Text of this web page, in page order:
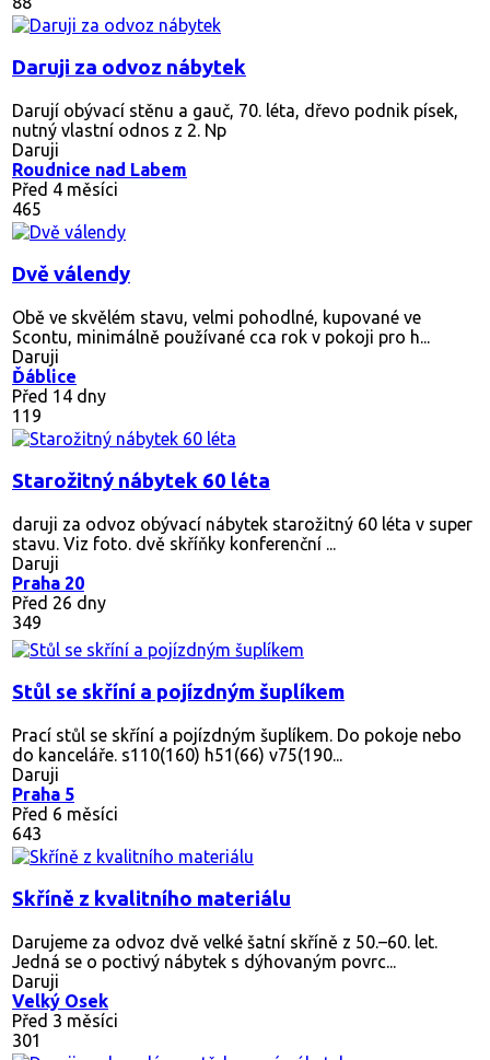
Daruji za odvoz nábytek
Darují obývací stěnu a gauč, 70. léta, dřevo podnik písek,
nutný vlastní odnos z 2. Np
Daruji
Roudnice nad Labem
Před 4 měsíci
465
Dvě válendy
Obě ve skvělém stavu, velmi pohodlné, kupované ve
Scontu, minimálně používané cca rok v pokoji pro h...
Daruji
Ďáblice
Před 14 dny
119
Starožitný nábytek 60 léta
daruji za odvoz obývací nábytek starožitný 60 léta v super
stavu. Viz foto. dvě skříňky konferenční ...
Daruji
Praha 20
Před 26 dny
349
Stůl se skříní a pojízdným šuplíkem
Prací stůl se skříní a pojízdným šuplíkem. Do pokoje nebo
do kanceláře. s110(160) h51(66) v75(190...
Daruji
Praha 5
Před 6 měsíci
643
Skříně z kvalitního materiálu
Darujeme za odvoz dvě velké šatní skříně z 50.–60. let.
Jedná se o poctivý nábytek s dýhovaným povrc...
Daruji
Velký Osek
Před 3 měsíci
301